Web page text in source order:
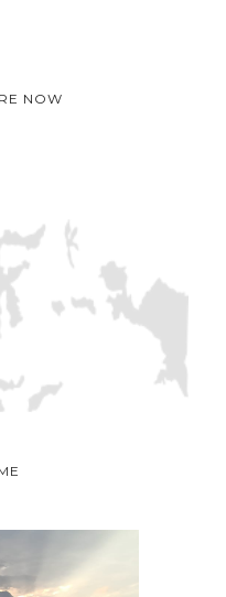
NOW